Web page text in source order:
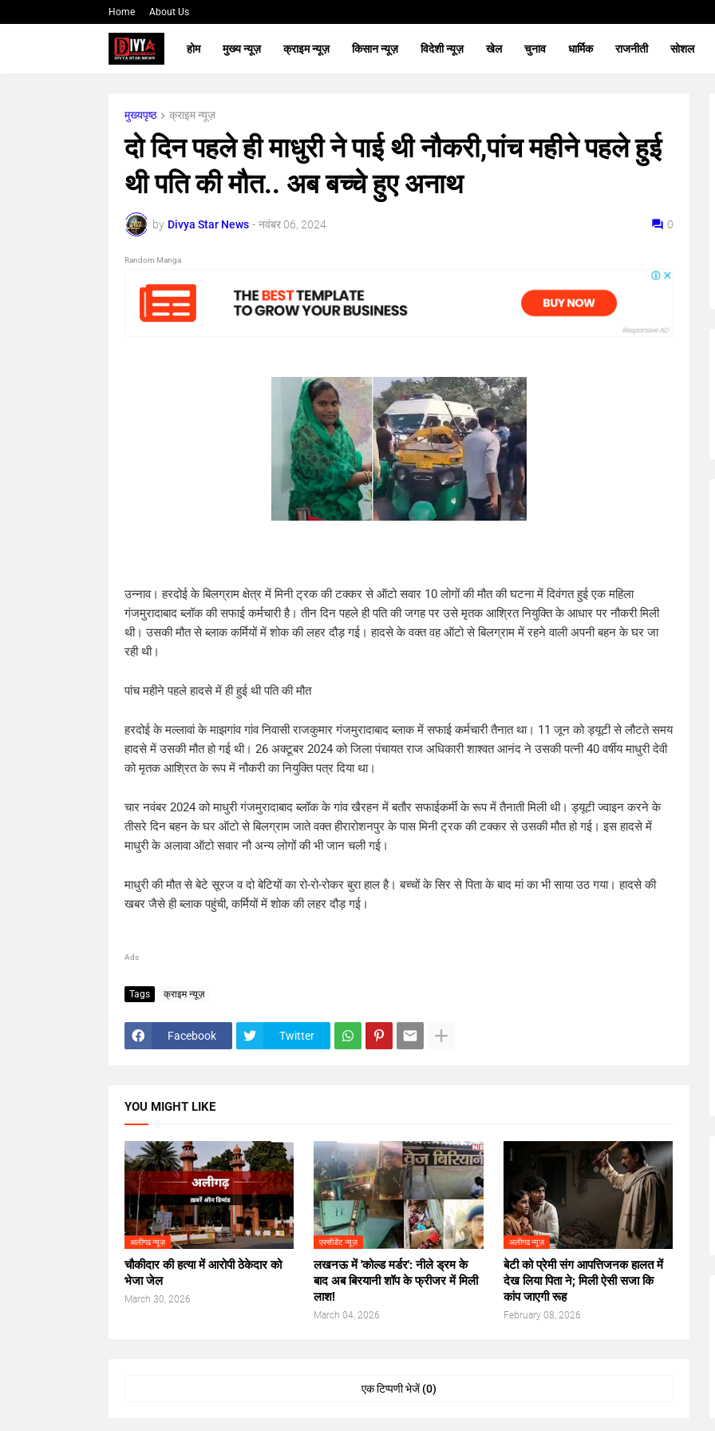
Home About Us
होम मुख्य न्यूज़ क्राइम न्यूज़ किसान न्यूज़ विदेशी न्यूज़ खेल चुनाव धार्मिक राजनीती सोशल
मुख्यपृष्ठ क्राइम न्यूज़
दो दिन पहले ही माधुरी ने पाई थी नौकरी,पांच महीने पहले हुई
थी पति की मौत.. अब बच्चे हुए अनाथ
by Divya Star News - नवंबर 06, 2024 0
Random Manga
उन्नाव। हरदोई के बिलग्राम क्षेत्र में मिनी ट्रक की टक्कर से ऑटो सवार 10 लोगों की मौत की घटना में दिवंगत हुई एक महिला
गंजमुरादाबाद ब्लॉक की सफाई कर्मचारी है। तीन दिन पहले ही पति की जगह पर उसे मृतक आश्रित नियुक्ति के आधार पर नौकरी मिली
थी। उसकी मौत से ब्लाक कर्मियों में शोक की लहर दौड़ गई। हादसे के वक्त वह ऑटो से बिलग्राम में रहने वाली अपनी बहन के घर जा
रही थी।
पांच महीने पहले हादसे में ही हुई थी पति की मौत
हरदोई के मल्लावां के माझगांव गांव निवासी राजकुमार गंजमुरादाबाद ब्लाक में सफाई कर्मचारी तैनात था। 11 जून को ड्यूटी से लौटते समय
हादसे में उसकी मौत हो गई थी। 26 अक्टूबर 2024 को जिला पंचायत राज अधिकारी शाश्वत आनंद ने उसकी पत्नी 40 वर्षीय माधुरी देवी
को मृतक आश्रित के रूप में नौकरी का नियुक्ति पत्र दिया था।
चार नवंबर 2024 को माधुरी गंजमुरादाबाद ब्लॉक के गांव खैरहन में बतौर सफाईकर्मी के रूप में तैनाती मिली थी। ड्यूटी ज्वाइन करने के
तीसरे दिन बहन के घर ऑटो से बिलग्राम जाते वक्त हीरारोशनपुर के पास मिनी ट्रक की टक्कर से उसकी मौत हो गई। इस हादसे में
माधुरी के अलावा ऑटो सवार नौ अन्य लोगों की भी जान चली गई।
माधुरी की मौत से बेटे सूरज व दो बेटियों का रो-रो-रोकर बुरा हाल है। बच्चों के सिर से पिता के बाद मां का भी साया उठ गया। हादसे की
खबर जैसे ही ब्लाक पहुंची, कर्मियों में शाेक की लहर दौड़ गई।
Ads
Tags क्राइम न्यूज़
Facebook Twitter
YOU MIGHT LIKE
अलीगढ न्यूज़
चौकीदार की हत्या में आरोपी ठेकेदार को
भेजा जेल
March 30, 2026
एक्सीडेंट न्यूज़
लखनऊ में 'कोल्ड मर्डर': नीले ड्रम के
बाद अब बिरयानी शॉप के फ्रीजर में मिली
लाश!
March 04, 2026
अलीगढ न्यूज़
​बेटी को प्रेमी संग आपत्तिजनक हालत में
देख लिया पिता ने; मिली ऐसी सजा कि
कांप जाएगी रूह
February 08, 2026
एक टिप्पणी भेजें (0)